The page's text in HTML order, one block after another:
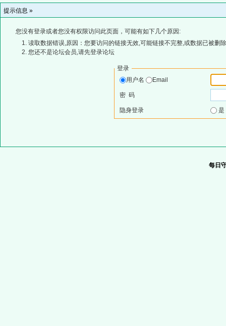
提示信息 »
您没有登录或者您没有权限访问此页面，可能有如下几个原因:
读取数据错误,原因：您要访问的链接无效,可能链接不完整,或数据已被删
您还不是论坛会员,请先登录论坛
登录
用户名
Email
密 码
隐身登录
每日